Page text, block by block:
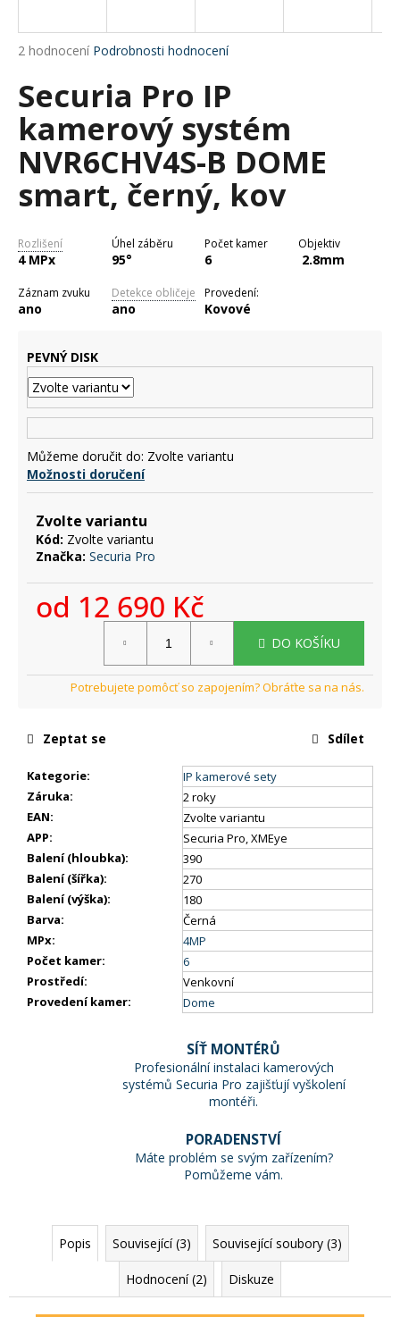
Průměrné
produktu
je
5,0
5
hvězdiček.
2 hodnocení Podrobnosti hodnocení
Securia Pro IP
kamerový systém
NVR6CHV4S-B DOME
smart, černý, kov
Rozlišení
4 MPx
Úhel záběru
95°
Počet kamer
6
Objektiv
2.8mm
Záznam zvuku
ano
Detekce obličeje
ano
Provedení:
Kovové
PEVNÝ DISK
Můžeme doručit do: Zvolte variantu
Možnosti doručení
Zvolte variantu
Kód: Zvolte variantu
Značka: Securia Pro
od 12 690 Kč
DO KOŠÍKU
Kategorie:
IP kamerové sety
Záruka:
2 roky
EAN:
Zvolte variantu
APP:
Securia Pro, XMEye
Balení (hloubka):
390
Balení (šířka):
270
Balení (výška):
180
Barva:
Černá
MPx:
4MP
Počet kamer:
6
Prostředí:
Venkovní
Provedení kamer: Dome
Zeptat se Sdílet
SÍŤ MONTÉRŮ
Profesionální instalaci kamerových
systémů Securia Pro zajišťují vyškolení
montéři.
PORADENSTVÍ
Máte problém se svým zařízením?
Pomůžeme vám.
Popis Související (3) Související soubory (3)
Hodnocení (2) Diskuze
j
t
?
HLEDAT
D
o
u
u
e
m